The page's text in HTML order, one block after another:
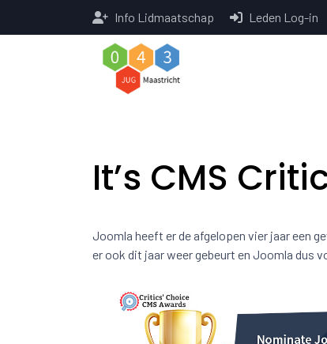
Info Lidmaatschap Leden Log-in
It’s CMS
Joomla heeft er de afgelopen vier jaar een
er ook dit jaar weer gebeurt en Joomla dus